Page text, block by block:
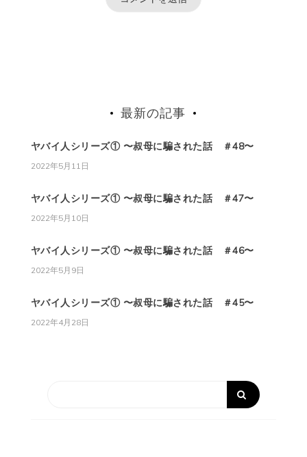
最新の記事
ヤバイ人シリーズ① 〜叔母に騙された話 ＃48〜
2022年5月11日
ヤバイ人シリーズ① 〜叔母に騙された話 ＃47〜
2022年5月10日
ヤバイ人シリーズ① 〜叔母に騙された話 ＃46〜
2022年5月9日
ヤバイ人シリーズ① 〜叔母に騙された話 ＃45〜
2022年4月28日